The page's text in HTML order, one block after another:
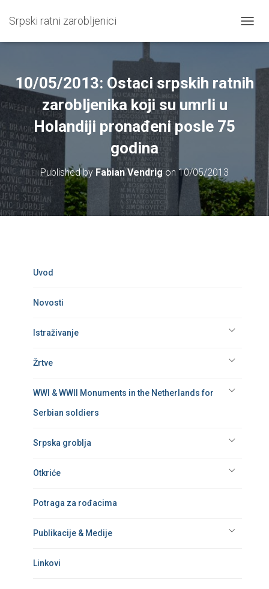
Srpski ratni zarobljenici
O
L
E
I
O
N
10/05/2013: Ostaci srpskih ratnih
zarobljenika koji su umrli u
Holandiji pronađeni posle 75
godina
Published by Fabian Vendrig on 10/05/2013
Uvod
Novosti
Istraživanje
Žrtve
WWI & WWII Monuments in the Netherlands for
Serbian soldiers
Srpska groblja
Otkriće
Potraga za rođacima
Publikacije & Medije
Linkovi